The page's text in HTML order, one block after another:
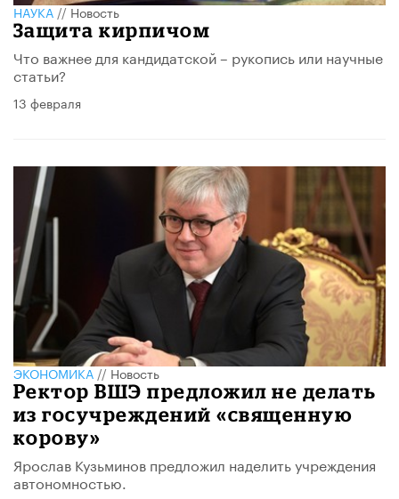
НАУКА//Новость
Защита кирпичом
Что важнее для кандидатской – рукопись или научные
статьи?
13 февраля
ЭКОНОМИКА//Новость
Ректор ВШЭ предложил не делать
из госучреждений «священную
корову»
Ярослав Кузьминов предложил наделить учреждения
автономностью.